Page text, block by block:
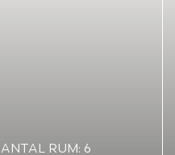
ANTAL RUM: 6